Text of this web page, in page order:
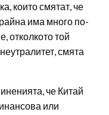
които смятат, че
има много по-
отколкото той
смята
че Китай
или